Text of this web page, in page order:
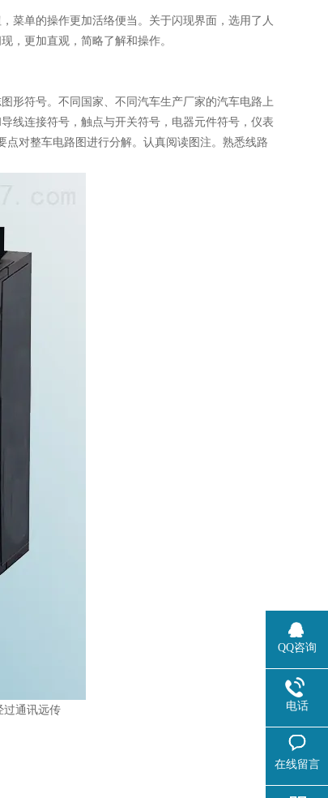
菜单的操作更加活络便当。关于闪现界面，选用了人
，更加直观，简略了解和操作。
形符号。不同国家、不同汽车生产厂家的汽车电路上
线连接符号，触点与开关符号，电器元件符号，仪表
对整车电路图进行分解。认真阅读图注。熟悉线路
过通讯远传
QQ咨询
电话
在线留言